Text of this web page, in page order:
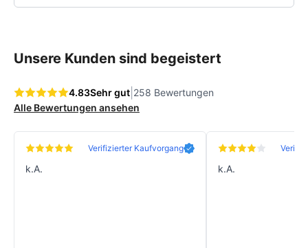
Unsere Kunden sind begeistert
4.83Sehr gut 258 Bewertungen
Alle Bewertungen ansehen
Verifizierter Kaufvorgang
k.A. k.A.